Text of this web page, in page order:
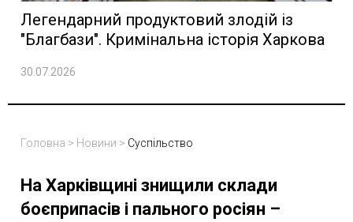
Легендарний продуктовий злодій із
"Благбази". Кримінальна історія Харкова
30.07.2026
Головна > Новини > Суспільство
На Харківщині знищили склади
боєприпасів і пального росіян –